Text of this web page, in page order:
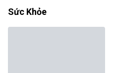
Sức Khỏe